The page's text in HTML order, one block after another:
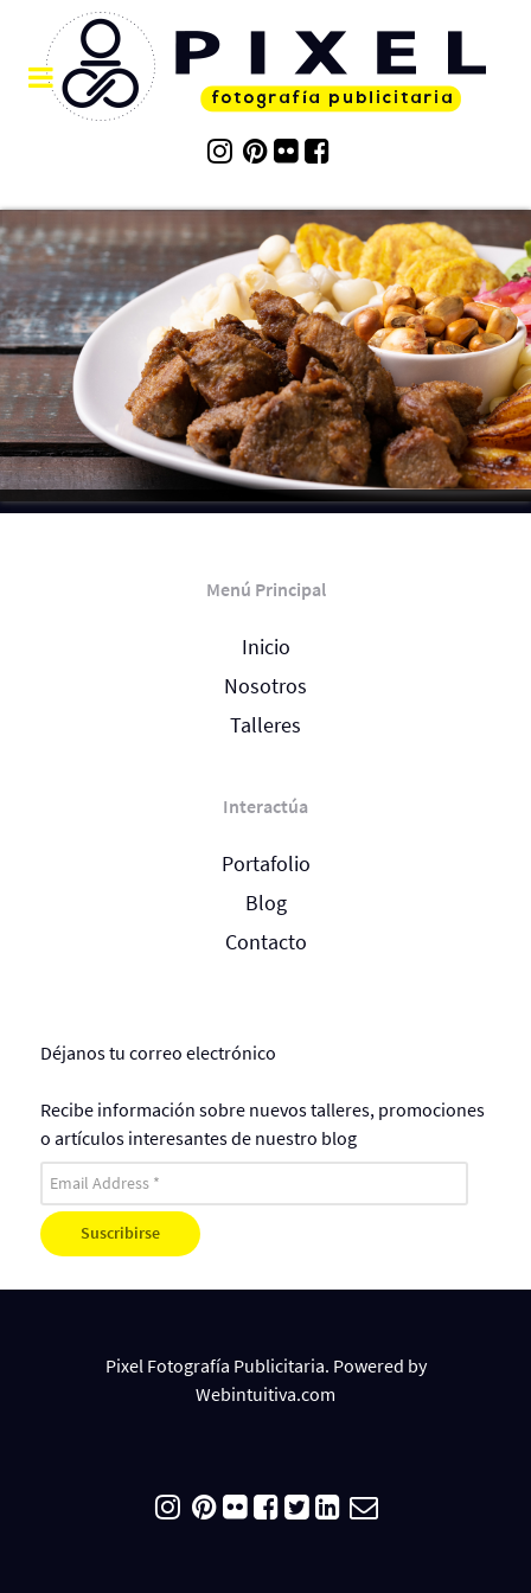
Menú Principal
Inicio
Nosotros
Talleres
Interactúa
Portafolio
Blog
Contacto
Déjanos tu correo electrónico
Recibe información sobre nuevos talleres, promociones
o artículos interesantes de nuestro blog
Pixel Fotografía Publicitaria. Powered by
Webintuitiva.com